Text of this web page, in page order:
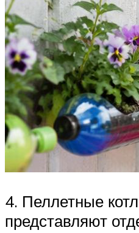
4. Пеллетные
представляют